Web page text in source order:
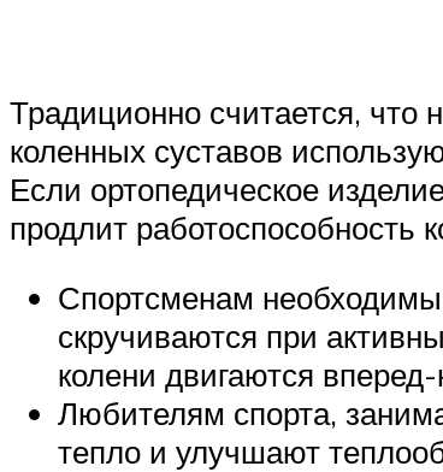
Традиционно считается, что
коленных суставов
Если ортопедическое
продлит работоспособность
Спортсменам
скручиваются при
колени двигаются
Любителям спорта,
тепло и улучшают